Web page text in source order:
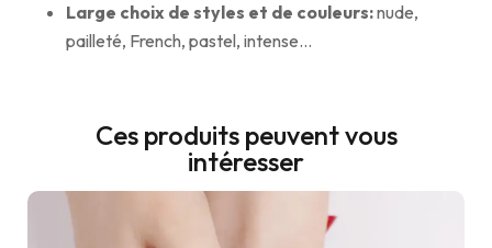
Large choix de styles et de couleurs:nude,
pailleté, French, pastel, intense…
Ces produits peuvent vous
intéresser